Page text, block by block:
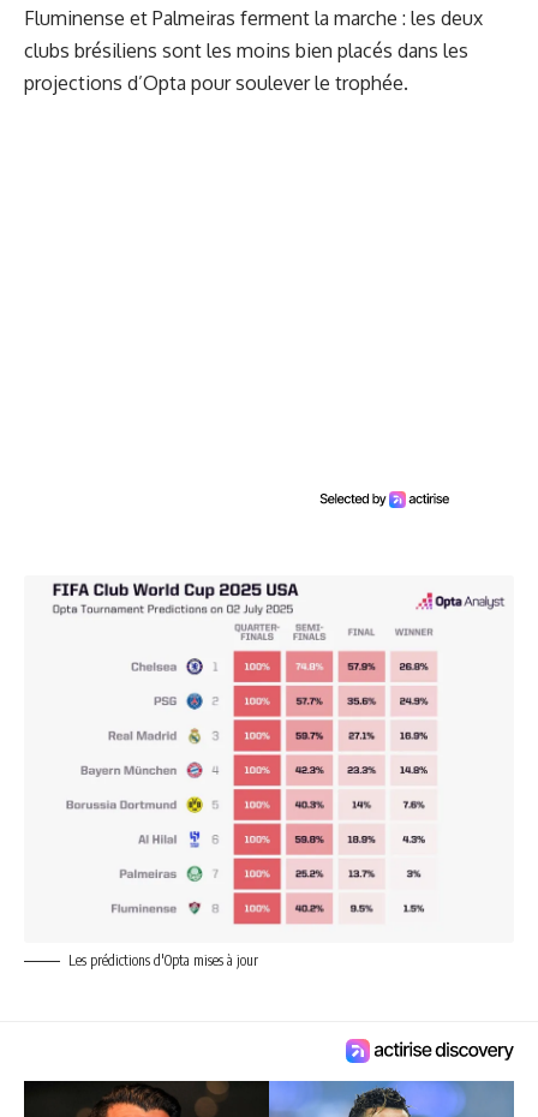
Fluminense et Palmeiras ferment la marche : les deux
clubs brésiliens sont les moins bien placés dans les
projections d’Opta pour soulever le trophée.
Les prédictions d'Opta mises à jour